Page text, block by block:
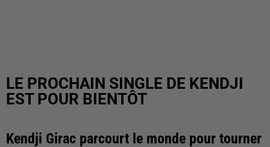
LE PROCHAIN SINGLE DE KENDJI
EST POUR BIENTÔT
Kendji Girac parcourt le monde pour tourner